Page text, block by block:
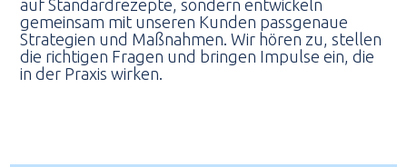
auf Standardrezepte, sondern entwickeln
gemeinsam mit unseren Kunden passgenaue
Strategien und Maßnahmen. Wir hören zu, stellen
die richtigen Fragen und bringen Impulse ein, die
in der Praxis wirken.